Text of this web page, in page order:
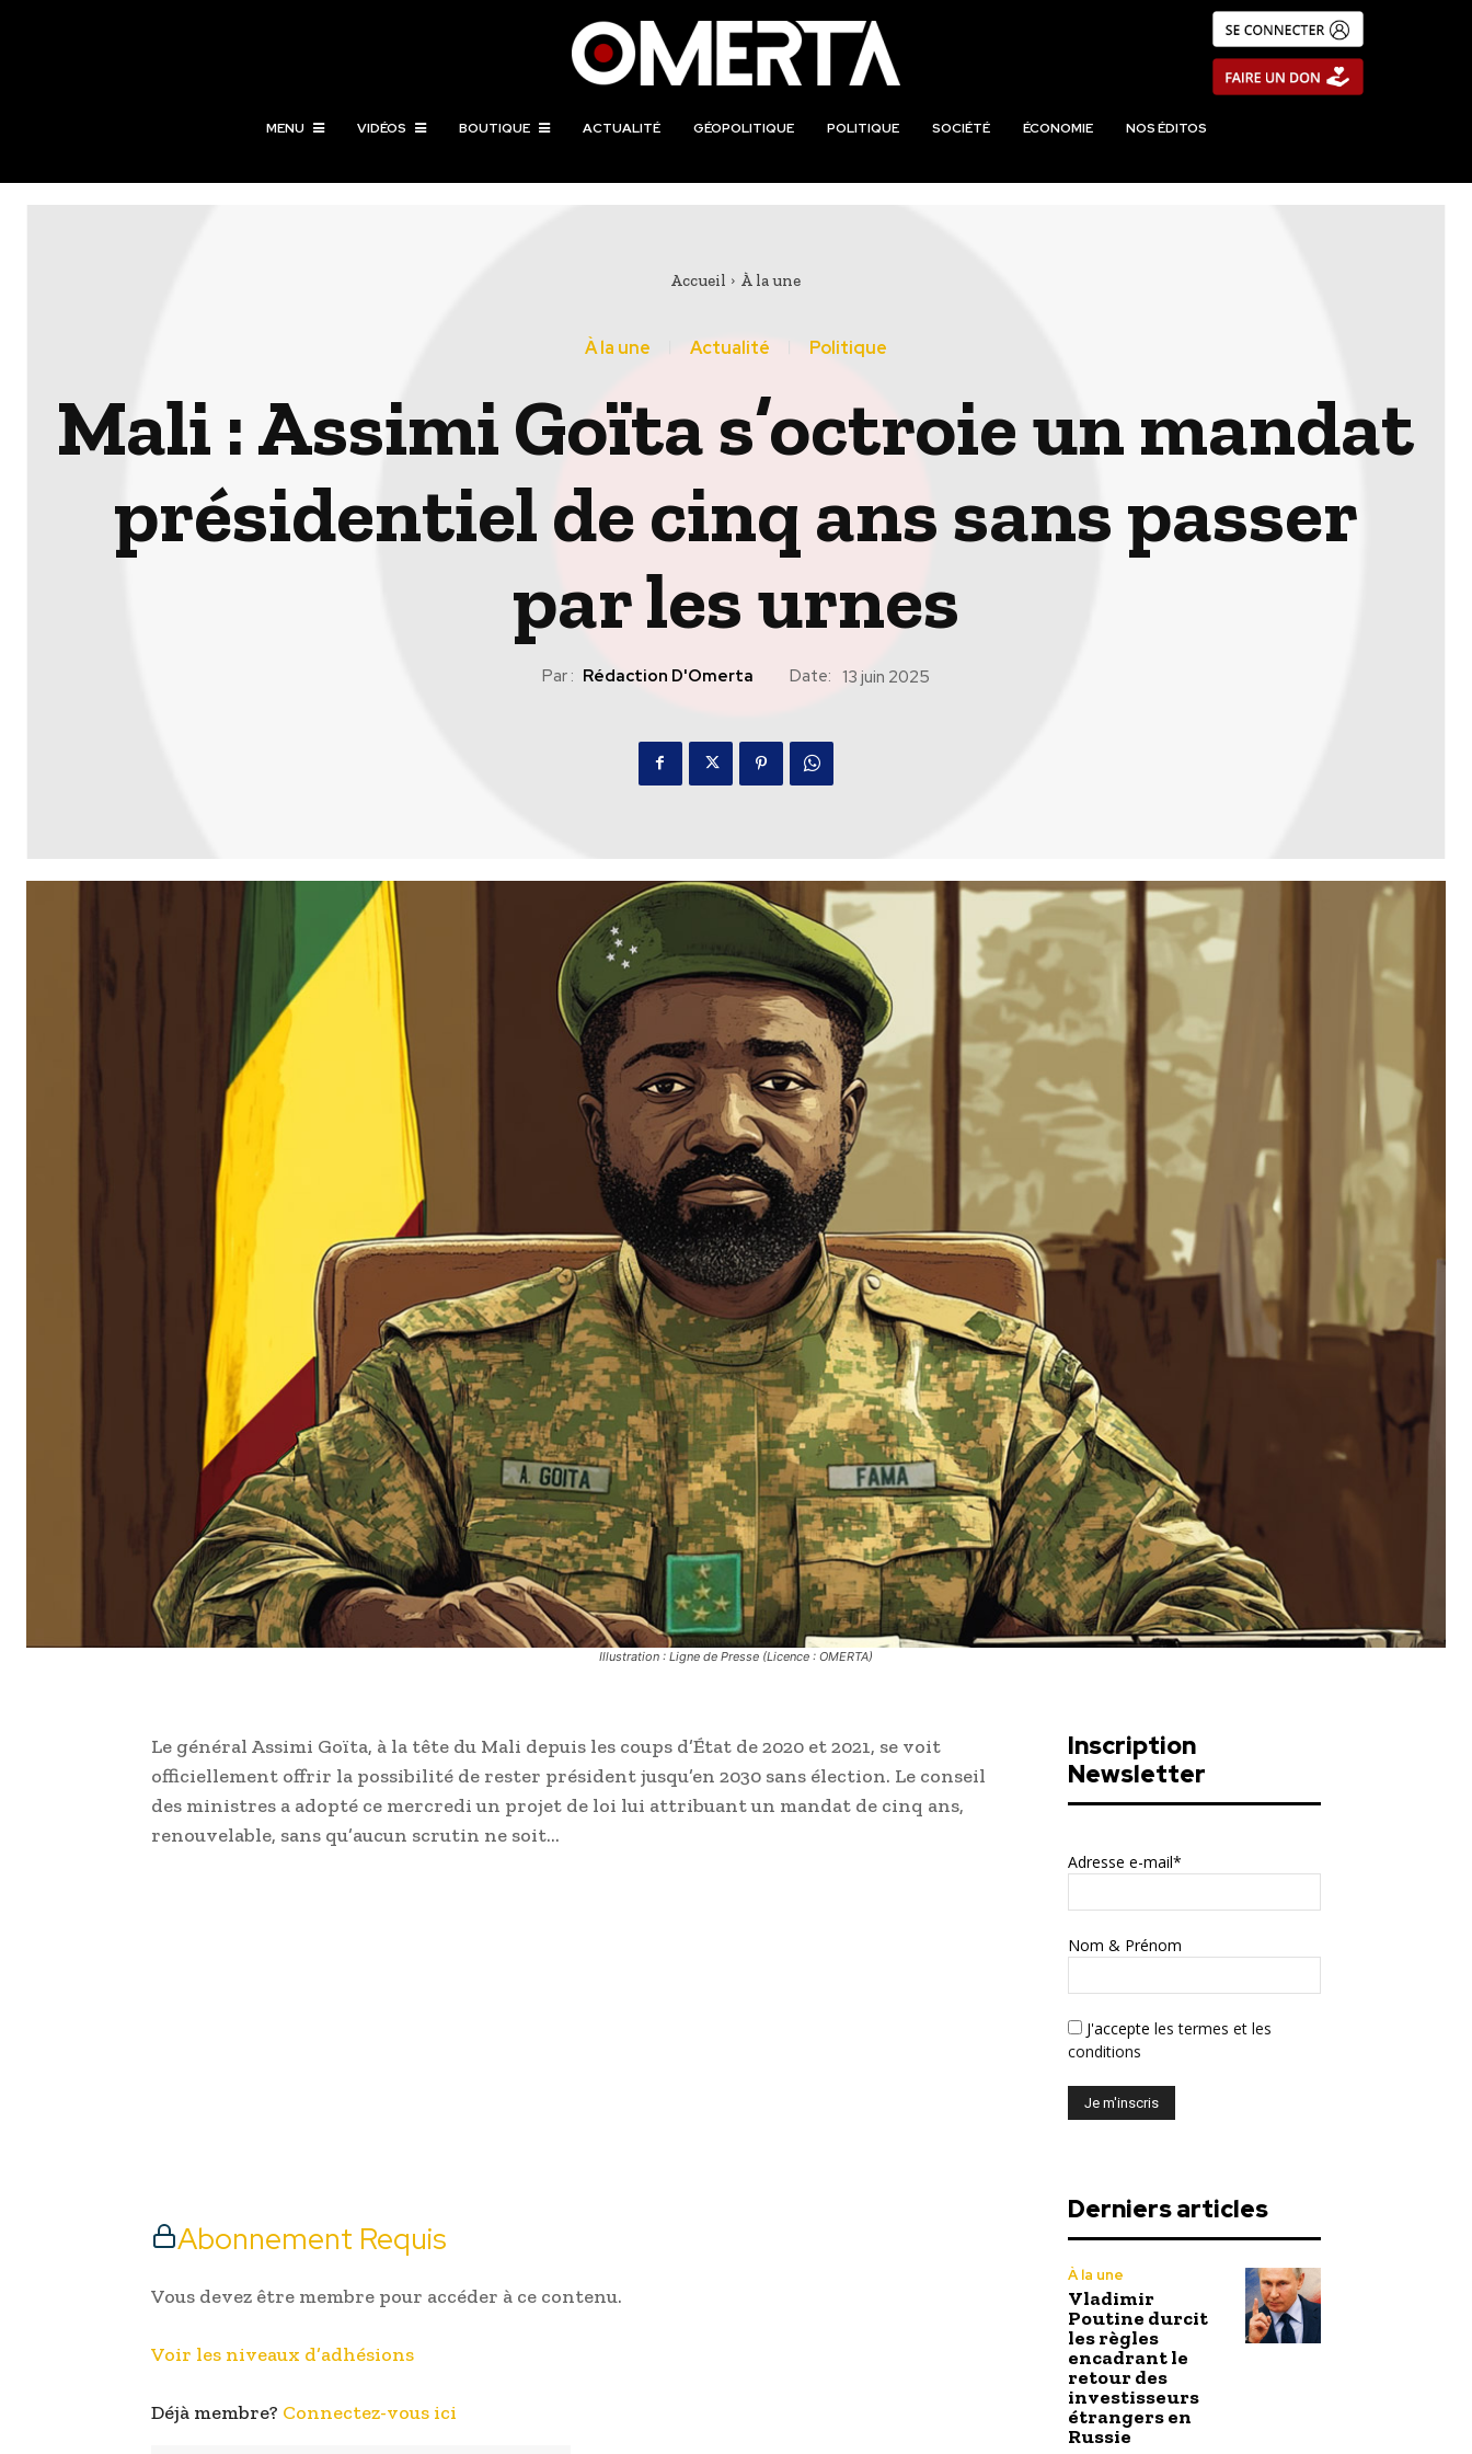
MENU VIDÉOS BOUTIQUE ACTUALITÉ GÉOPOLITIQUE POLITIQUE SOCIÉTÉ ÉCONOMIE NOS ÉDITOS
Accueil À la une
À la une Actualité Politique
Mali : Assimi Goïta s’octroie un mandat
présidentiel de cinq ans sans passer
par les urnes
Par : Rédaction D'Omerta Date: 13 juin 2025
Illustration : Ligne de Presse (Licence : OMERTA)
Le général Assimi Goïta, à la tête du Mali depuis les coups d’État de 2020 et 2021, se voit
officiellement offrir la possibilité de rester président jusqu’en 2030 sans élection. Le conseil
des ministres a adopté ce mercredi un projet de loi lui attribuant un mandat de cinq ans,
renouvelable, sans qu’aucun scrutin ne soit…
Abonnement Requis
Vous devez être membre pour accéder à ce contenu.
Voir les niveaux d’adhésions
Déjà membre? Connectez-vous ici
Inscription
Newsletter
Adresse e-mail*
Nom & Prénom
J'accepte les termes et les
conditions
Derniers articles
À la une
Vladimir
Poutine durcit
les règles
encadrant le
retour des
investisseurs
étrangers en
Russie